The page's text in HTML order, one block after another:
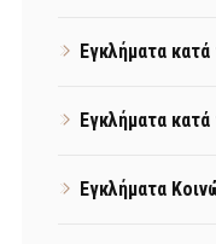
Εγκλήματα
Εγκλήματα κατά
Εγκλήματα